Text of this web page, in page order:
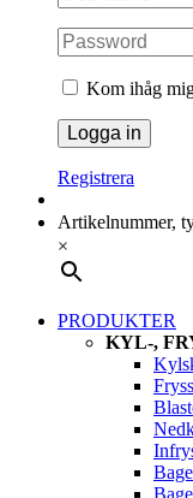
Kom ihåg
Registrera
Artikelnummer,
×
PRODUKTER
KYL-,